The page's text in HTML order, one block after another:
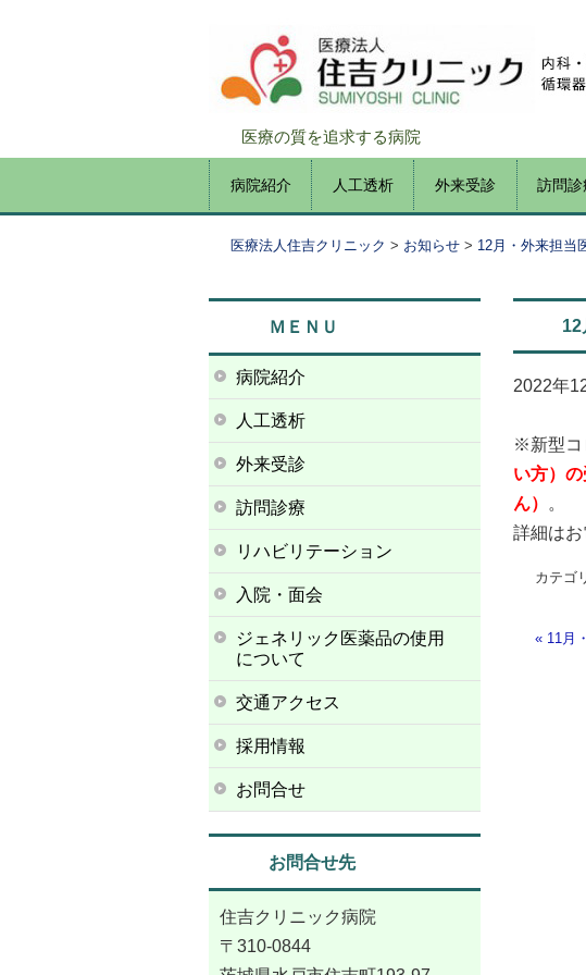
医療の質を追求する病院
メインメニュー
動
病院紹介 人工透析 外来受診 訪問診
医療法人住吉クリニック > お知らせ > 12月・外来担当
12
2022年
※新型コ
い方）
ん）
。
詳細は
カテゴ
« 11月
ＭＥＮＵ
病院紹介
人工透析
外来受診
訪問診療
リハビリテーション
入院・面会
ジェネリック医薬品の使用
について
交通アクセス
採用情報
お問合せ
お問合せ先
住吉クリニック病院
〒310-0844